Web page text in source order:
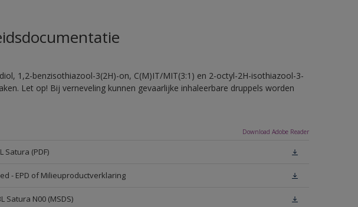
1,2-benzisothiazool-3(2H)-on, C(M)IT/MIT(3:1) en 2-octyl-2H-isothiazool-3-
Let op! Bij verneveling kunnen gevaarlijke inhaleerbare druppels worden
Download Adobe Reader
Satura (PDF)
- EPD of Milieuproductverklaring
Satura N00 (MSDS)